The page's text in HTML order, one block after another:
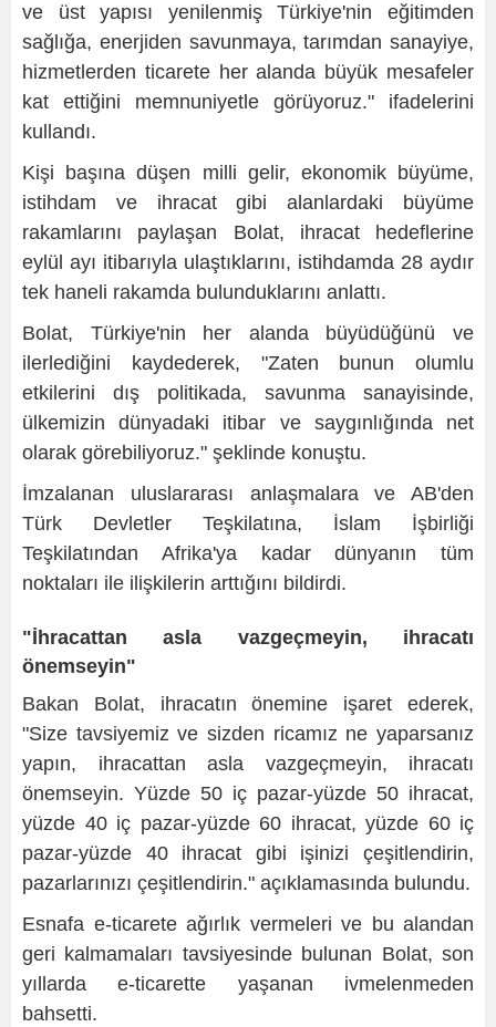
ve üst yapısı yenilenmiş Türkiye'nin eğitimden
sağlığa, enerjiden savunmaya, tarımdan sanayiye,
hizmetlerden ticarete her alanda büyük mesafeler
kat ettiğini memnuniyetle görüyoruz." ifadelerini
kullandı.
Kişi başına düşen milli gelir, ekonomik büyüme,
istihdam ve ihracat gibi alanlardaki büyüme
rakamlarını paylaşan Bolat, ihracat hedeflerine
eylül ayı itibarıyla ulaştıklarını, istihdamda 28 aydır
tek haneli rakamda bulunduklarını anlattı.
Bolat, Türkiye'nin her alanda büyüdüğünü ve
ilerlediğini kaydederek, "Zaten bunun olumlu
etkilerini dış politikada, savunma sanayisinde,
ülkemizin dünyadaki itibar ve saygınlığında net
olarak görebiliyoruz." şeklinde konuştu.
İmzalanan uluslararası anlaşmalara ve AB'den
Türk Devletler Teşkilatına, İslam İşbirliği
Teşkilatından Afrika'ya kadar dünyanın tüm
noktaları ile ilişkilerin arttığını bildirdi.
"İhracattan asla vazgeçmeyin, ihracatı
önemseyin"
Bakan Bolat, ihracatın önemine işaret ederek,
"Size tavsiyemiz ve sizden ricamız ne yaparsanız
yapın, ihracattan asla vazgeçmeyin, ihracatı
önemseyin. Yüzde 50 iç pazar-yüzde 50 ihracat,
yüzde 40 iç pazar-yüzde 60 ihracat, yüzde 60 iç
pazar-yüzde 40 ihracat gibi işinizi çeşitlendirin,
pazarlarınızı çeşitlendirin." açıklamasında bulundu.
Esnafa e-ticarete ağırlık vermeleri ve bu alandan
geri kalmamaları tavsiyesinde bulunan Bolat, son
yıllarda e-ticarette yaşanan ivmelenmeden
bahsetti.